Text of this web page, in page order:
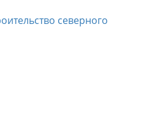
северного